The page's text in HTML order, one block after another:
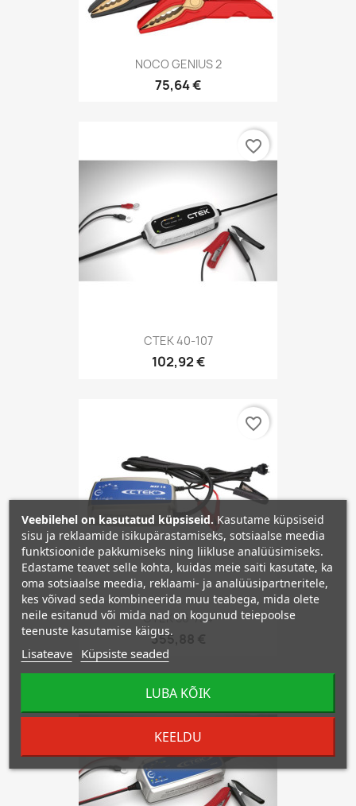
NOCO GENIUS 2
75,64 €
CTEK 40-107
102,92 €
favorite_border
CTEK 56-734
355,88 €
favorite_border
Veebilehel on kasutatud küpsiseid. Kasutame küpsiseid
sisu ja reklaamide isikupärastamiseks, sotsiaalse meedia
funktsioonide pakkumiseks ning liikluse analüüsimiseks.
Edastame teavet selle kohta, kuidas meie saiti kasutate, ka
oma sotsiaalse meedia, reklaami- ja analüüsipartneritele,
kes võivad seda kombineerida muu teabega, mida olete
neile esitanud või mida nad on kogunud teiepoolse
teenuste kasutamise käigus.
Lisateave Küpsiste seaded
KEELDU
LUBA KÕIK